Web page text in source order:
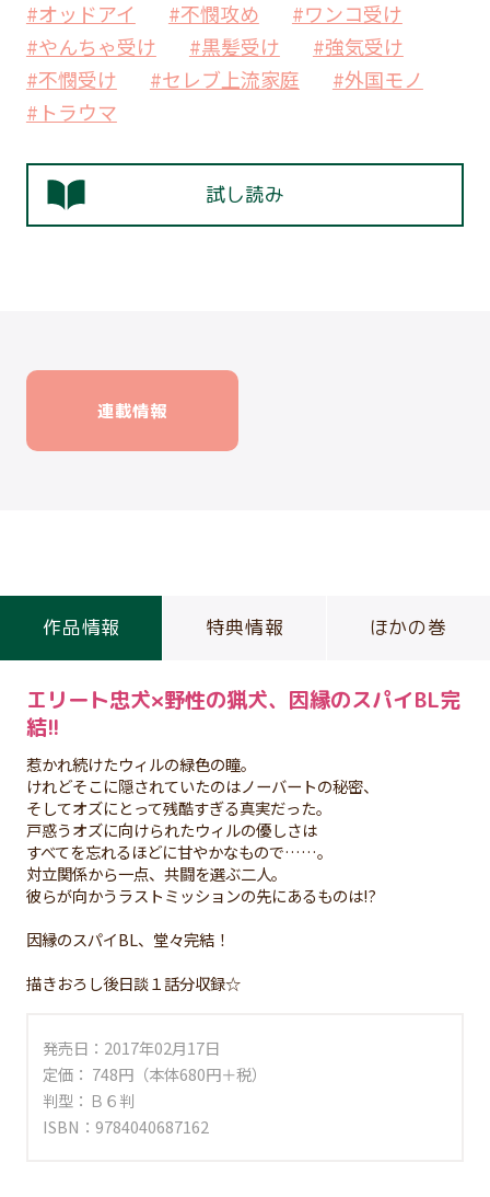
#オッドアイ
#不憫攻め
#ワンコ受け
#やんちゃ受け
#黒髪受け
#強気受け
#不憫受け
#セレブ上流家庭
#外国モノ
#トラウマ
試し読み
連載情報
作品情報 特典情報 ほかの巻
エリート忠犬×野性の猟犬、因縁のスパイBL完
結!!
惹かれ続けたウィルの緑色の瞳。
けれどそこに隠されていたのはノーバートの秘密、
そしてオズにとって残酷すぎる真実だった。
戸惑うオズに向けられたウィルの優しさは
すべてを忘れるほどに甘やかなもので……。
対立関係から一点、共闘を選ぶ二人。
彼らが向かうラストミッションの先にあるものは!?
因縁のスパイBL、堂々完結！
描きおろし後日談１話分収録☆
発売日：2017年02月17日
定価： 748円（本体680円＋税）
判型：Ｂ６判
ISBN：9784040687162